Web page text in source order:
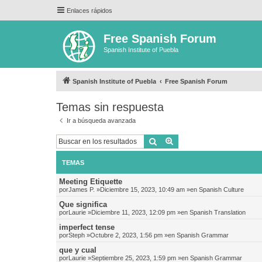
Enlaces rápidos
Free Spanish Forum
Spanish Institute of Puebla
Spanish Institute of Puebla Free Spanish Forum
Temas sin respuesta
Ir a búsqueda avanzada
Buscar
TEMAS
Meeting Etiquette
porJames P. »Diciembre 15, 2023, 10:49 am »en Spanish Culture
Que significa
porLaurie »Diciembre 11, 2023, 12:09 pm »en Spanish Translation
imperfect tense
porSteph »Octubre 2, 2023, 1:56 pm »en Spanish Grammar
que y cual
porLaurie »Septiembre 25, 2023, 1:59 pm »en Spanish Grammar